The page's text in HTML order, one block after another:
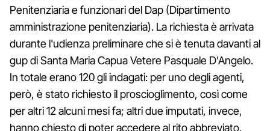
Penitenziaria e funzionari del Dap (Dipartimento
amministrazione penitenziaria). La richiesta è arrivata
durante l'udienza preliminare che si è tenuta davanti al
gup di Santa Maria Capua Vetere Pasquale D'Angelo.
In totale erano 120 gli indagati: per uno degli agenti,
però, è stato richiesto il proscioglimento, così come
per altri 12 alcuni mesi fa; altri due imputati, invece,
hanno chiesto di poter accedere al rito abbreviato.